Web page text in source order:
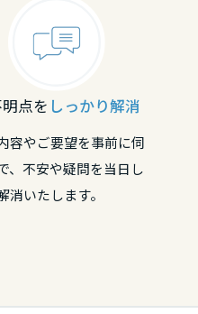
点を しっかり解消
容やご要望を事前に伺
、不安や疑問を当日し
消いたします。